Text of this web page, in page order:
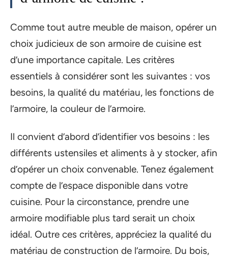
Comme tout autre meuble de maison, opérer un
choix judicieux de son armoire de cuisine est
d’une importance capitale. Les critères
essentiels à considérer sont les suivantes : vos
besoins, la qualité du matériau, les fonctions de
l’armoire, la couleur de l’armoire.
Il convient d’abord d’identifier vos besoins : les
différents ustensiles et aliments à y stocker, afin
d’opérer un choix convenable. Tenez également
compte de l’espace disponible dans votre
cuisine. Pour la circonstance, prendre une
armoire modifiable plus tard serait un choix
idéal. Outre ces critères, appréciez la qualité du
matériau de construction de l’armoire. Du bois,